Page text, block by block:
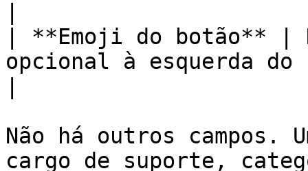
| **Emoji do
opcional à esquerda
Não há outros campos.
cargo de suporte,